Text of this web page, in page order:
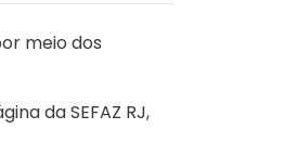
meio dos
da SEFAZ RJ,